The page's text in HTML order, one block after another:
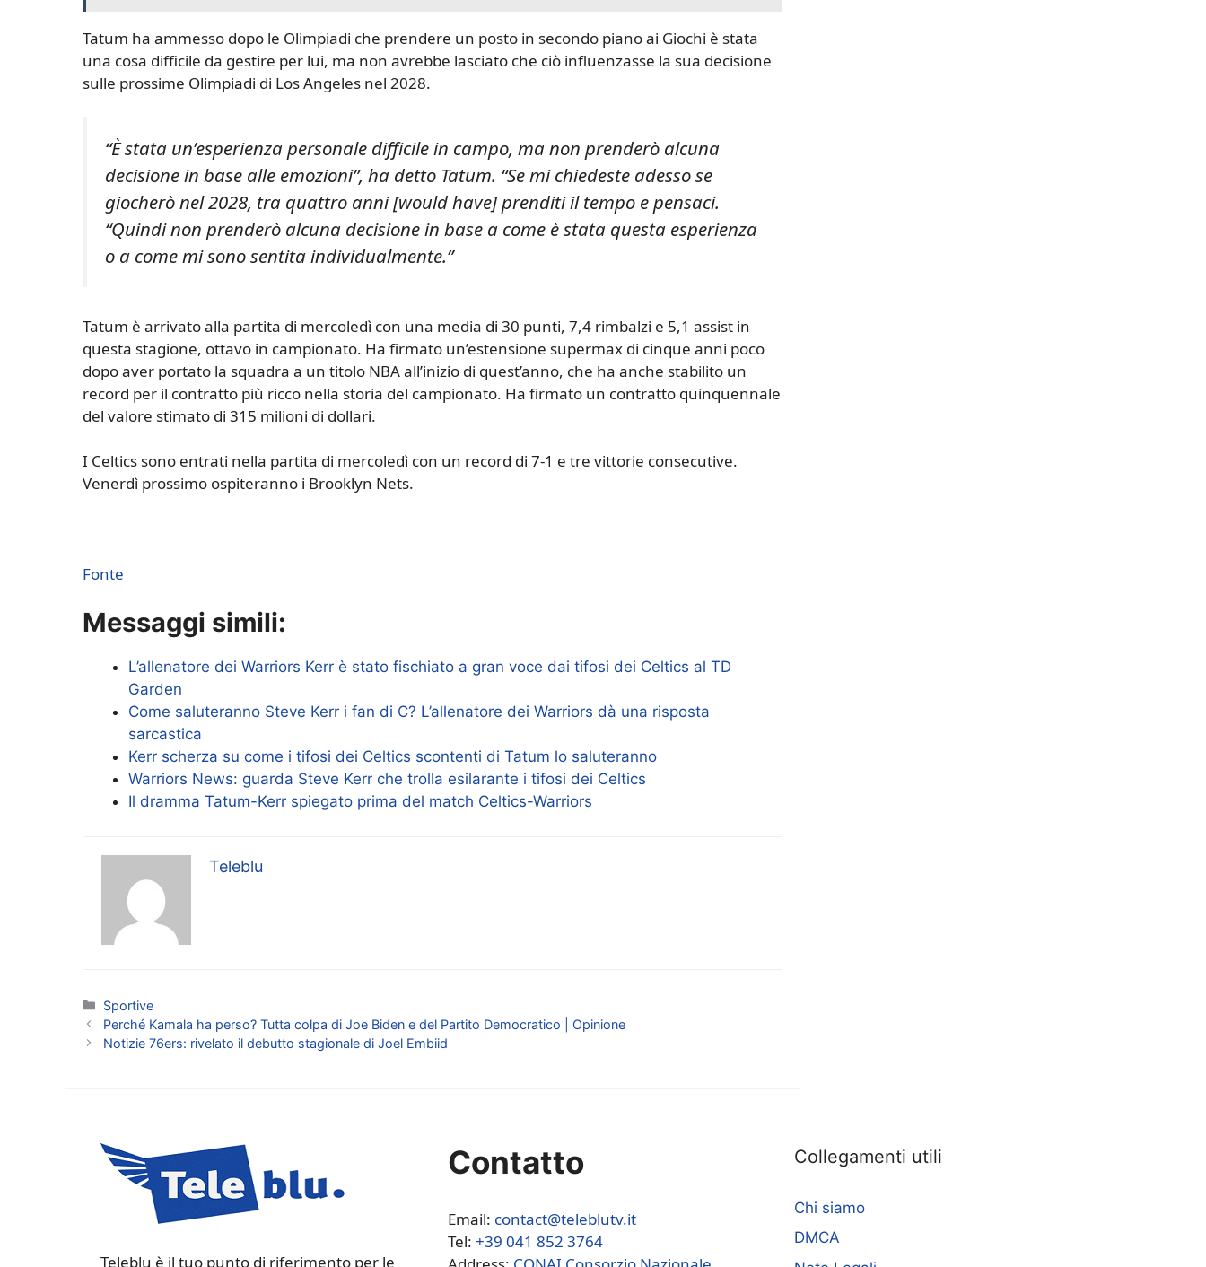
Tatum ha ammesso dopo le Olimpiadi che prendere un posto in secondo piano ai Giochi è stata
una cosa difficile da gestire per lui, ma non avrebbe lasciato che ciò influenzasse la sua decisione
sulle prossime Olimpiadi di Los Angeles nel 2028.
“È stata un’esperienza personale difficile in campo, ma non prenderò alcuna
decisione in base alle emozioni”, ha detto Tatum. “Se mi chiedeste adesso se
giocherò nel 2028, tra quattro anni [would have] prenditi il ​​tempo e pensaci.
“Quindi non prenderò alcuna decisione in base a come è stata questa esperienza
o a come mi sono sentita individualmente.”
Tatum è arrivato alla partita di mercoledì con una media di 30 punti, 7,4 rimbalzi e 5,1 assist in
questa stagione, ottavo in campionato. Ha firmato un’estensione supermax di cinque anni poco
dopo aver portato la squadra a un titolo NBA all’inizio di quest’anno, che ha anche stabilito un
record per il contratto più ricco nella storia del campionato. Ha firmato un contratto quinquennale
del valore stimato di 315 milioni di dollari.
I Celtics sono entrati nella partita di mercoledì con un record di 7-1 e tre vittorie consecutive.
Venerdì prossimo ospiteranno i Brooklyn Nets.
Fonte
Messaggi simili:
L’allenatore dei Warriors Kerr è stato fischiato a gran voce dai tifosi dei Celtics al TD
Garden
Come saluteranno Steve Kerr i fan di C? L’allenatore dei Warriors dà una risposta
sarcastica
Kerr scherza su come i tifosi dei Celtics scontenti di Tatum lo saluteranno
Warriors News: guarda Steve Kerr che trolla esilarante i tifosi dei Celtics
Il dramma Tatum-Kerr spiegato prima del match Celtics-Warriors
Teleblu
Categorie
Sportive
Perché Kamala ha perso? Tutta colpa di Joe Biden e del Partito Democratico | Opinione
Notizie 76ers: rivelato il debutto stagionale di Joel Embiid
Teleblu è il tuo punto di riferimento per le
Contatto
Email: contact@teleblutv.it
Tel: +39 041 852 3764
Collegamenti utili
Chi siamo
DMCA